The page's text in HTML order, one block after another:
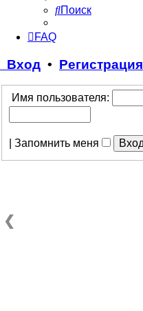
Поиск
FAQ
Вход • Регистрация
Имя пользователя:
Запомнить меня
❮